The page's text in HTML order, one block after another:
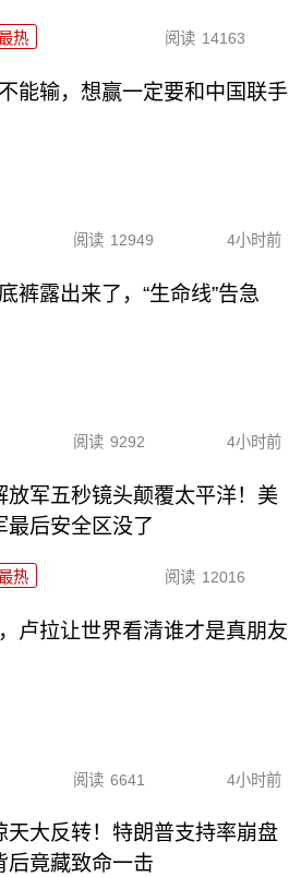
热 阅读 14163
能输，想赢一定要和中国联手
阅读 12949 4小时前
裤露出来了，“生命线”告急
阅读 9292 4小时前
放军五秒镜头颠覆太平洋！美
最后安全区没了
热 阅读 12016
卢拉让世界看清谁才是真朋友
阅读 6641 4小时前
天大反转！特朗普支持率崩盘
后竟藏致命一击